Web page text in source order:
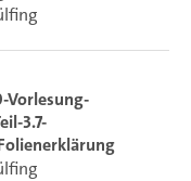
Vorlesung-
3.7-